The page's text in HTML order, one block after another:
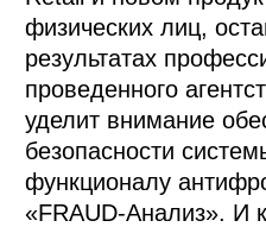
физических лиц,
результатах
проведенного
уделит внимание
безопасности
функционалу
«FRAUD-Анализ». И